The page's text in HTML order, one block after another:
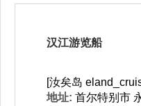
汉江游览船
[汝矣岛
地址: 首尔特别市